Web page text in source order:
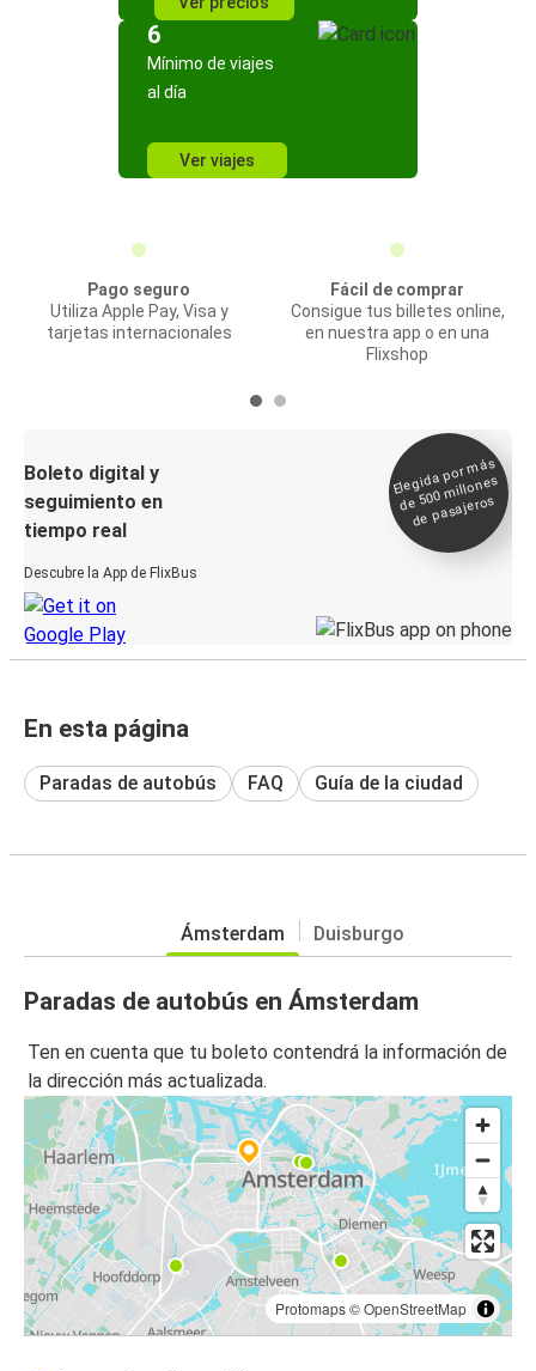
6
Mínimo de viajes
al día
Ver viajes
Pago seguro
Utiliza Apple Pay, Visa y
tarjetas internacionales
Fácil de comprar
Consigue tus billetes online,
en nuestra app o en una
Flixshop
Boleto digital y
seguimiento en
tiempo real
Descubre la App de FlixBus
Elegida por
más
de 500
millones
de pasajeros
En esta página
Paradas de autobús FAQ Guía de la ciudad
Ámsterdam Duisburgo
Paradas de autobús en Ámsterdam
Ten en cuenta que tu boleto contendrá la información de
la dirección más actualizada.
Protomaps©OpenStreetMap